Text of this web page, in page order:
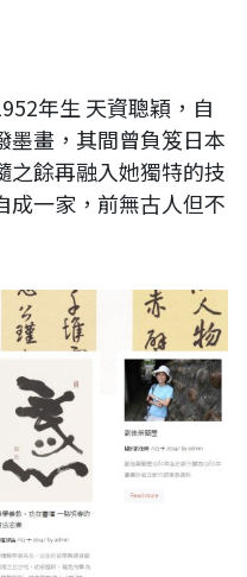
年生 天資聰穎，自
墨畫，其間曾負笈日本
之餘再融入她獨特的技
成一家，前無古人但不